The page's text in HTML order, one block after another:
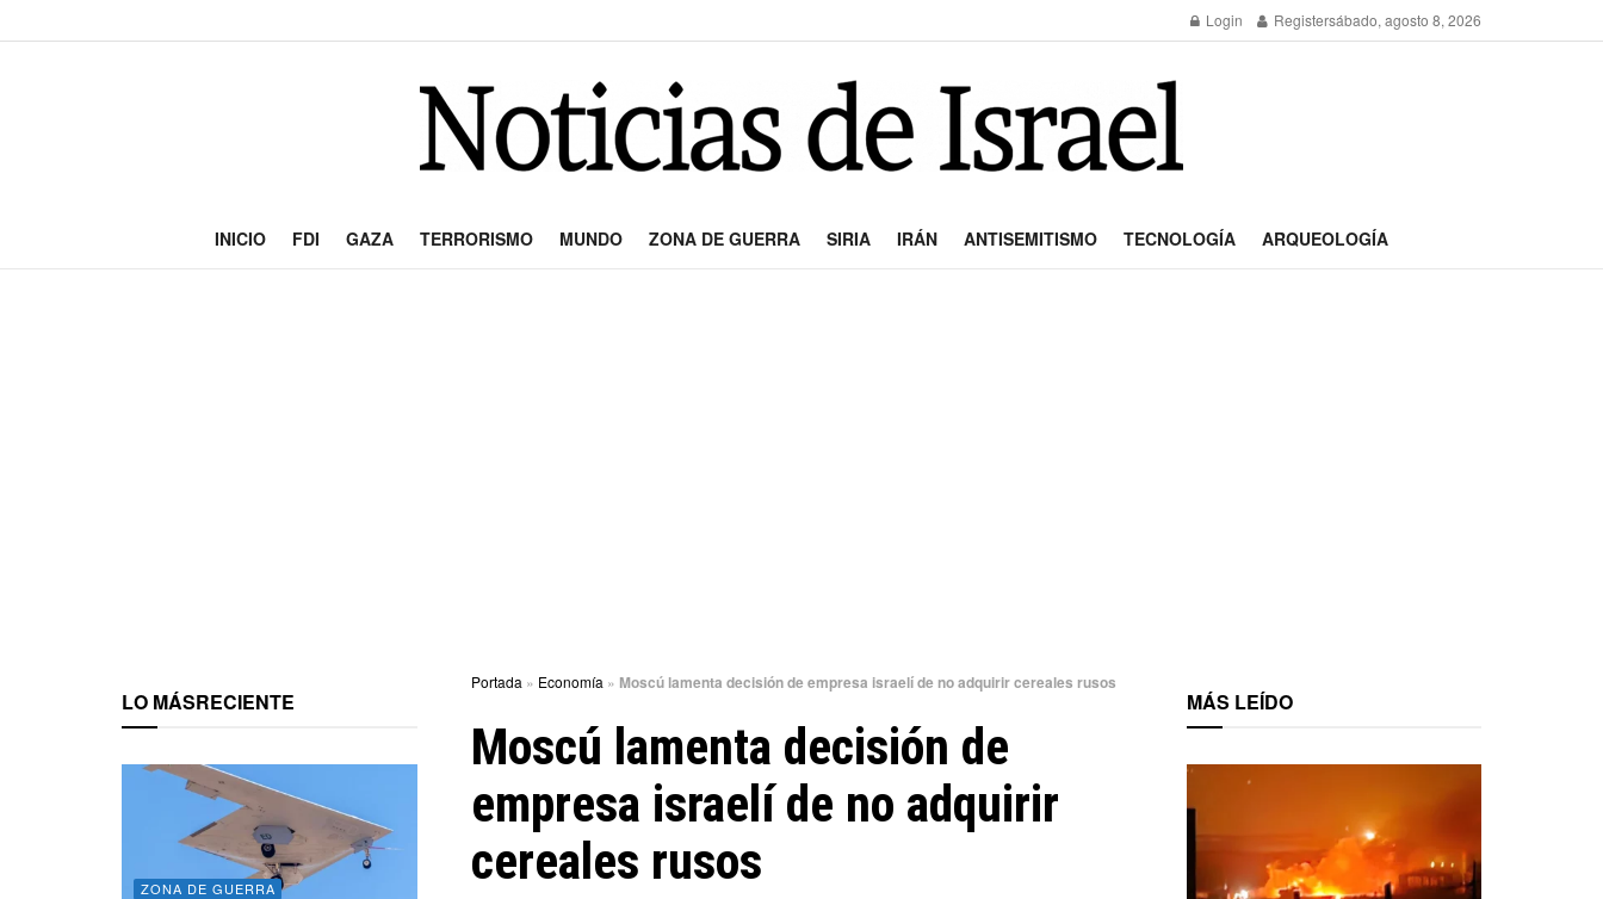
Login Registersábado, agosto 8, 2026
INICIO FDI GAZA TERRORISMO MUNDO ZONA DE GUERRA SIRIA IRÁN ANTISEMITISMO TECNOLOGÍA ARQUEOLOGÍA
Portada » Economía » Moscú lamenta decisión de empresa israelí de no adquirir cereales rusos
Moscú lamenta decisión de
empresa israelí de no adquirir
cereales rusos
LO MÁSRECIENTE
ZONA DE GUERRA
MÁS LEÍDO